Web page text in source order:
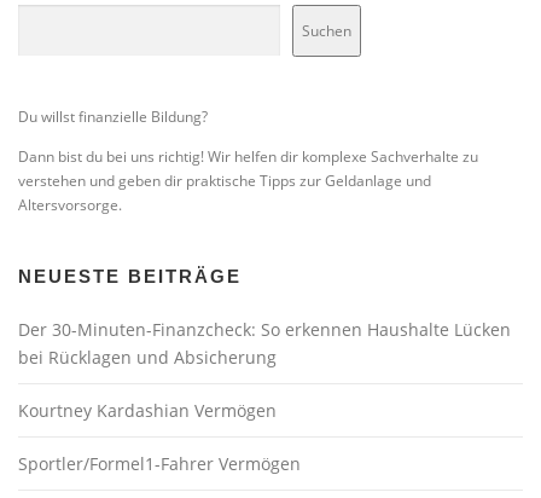
Suchen
Du willst finanzielle Bildung?
Dann bist du bei uns richtig! Wir helfen dir komplexe Sachverhalte zu
verstehen und geben dir praktische Tipps zur Geldanlage und
Altersvorsorge.
NEUESTE BEITRÄGE
Der 30-Minuten-Finanzcheck: So erkennen Haushalte Lücken
bei Rücklagen und Absicherung
Kourtney Kardashian Vermögen
Sportler/Formel1-Fahrer Vermögen